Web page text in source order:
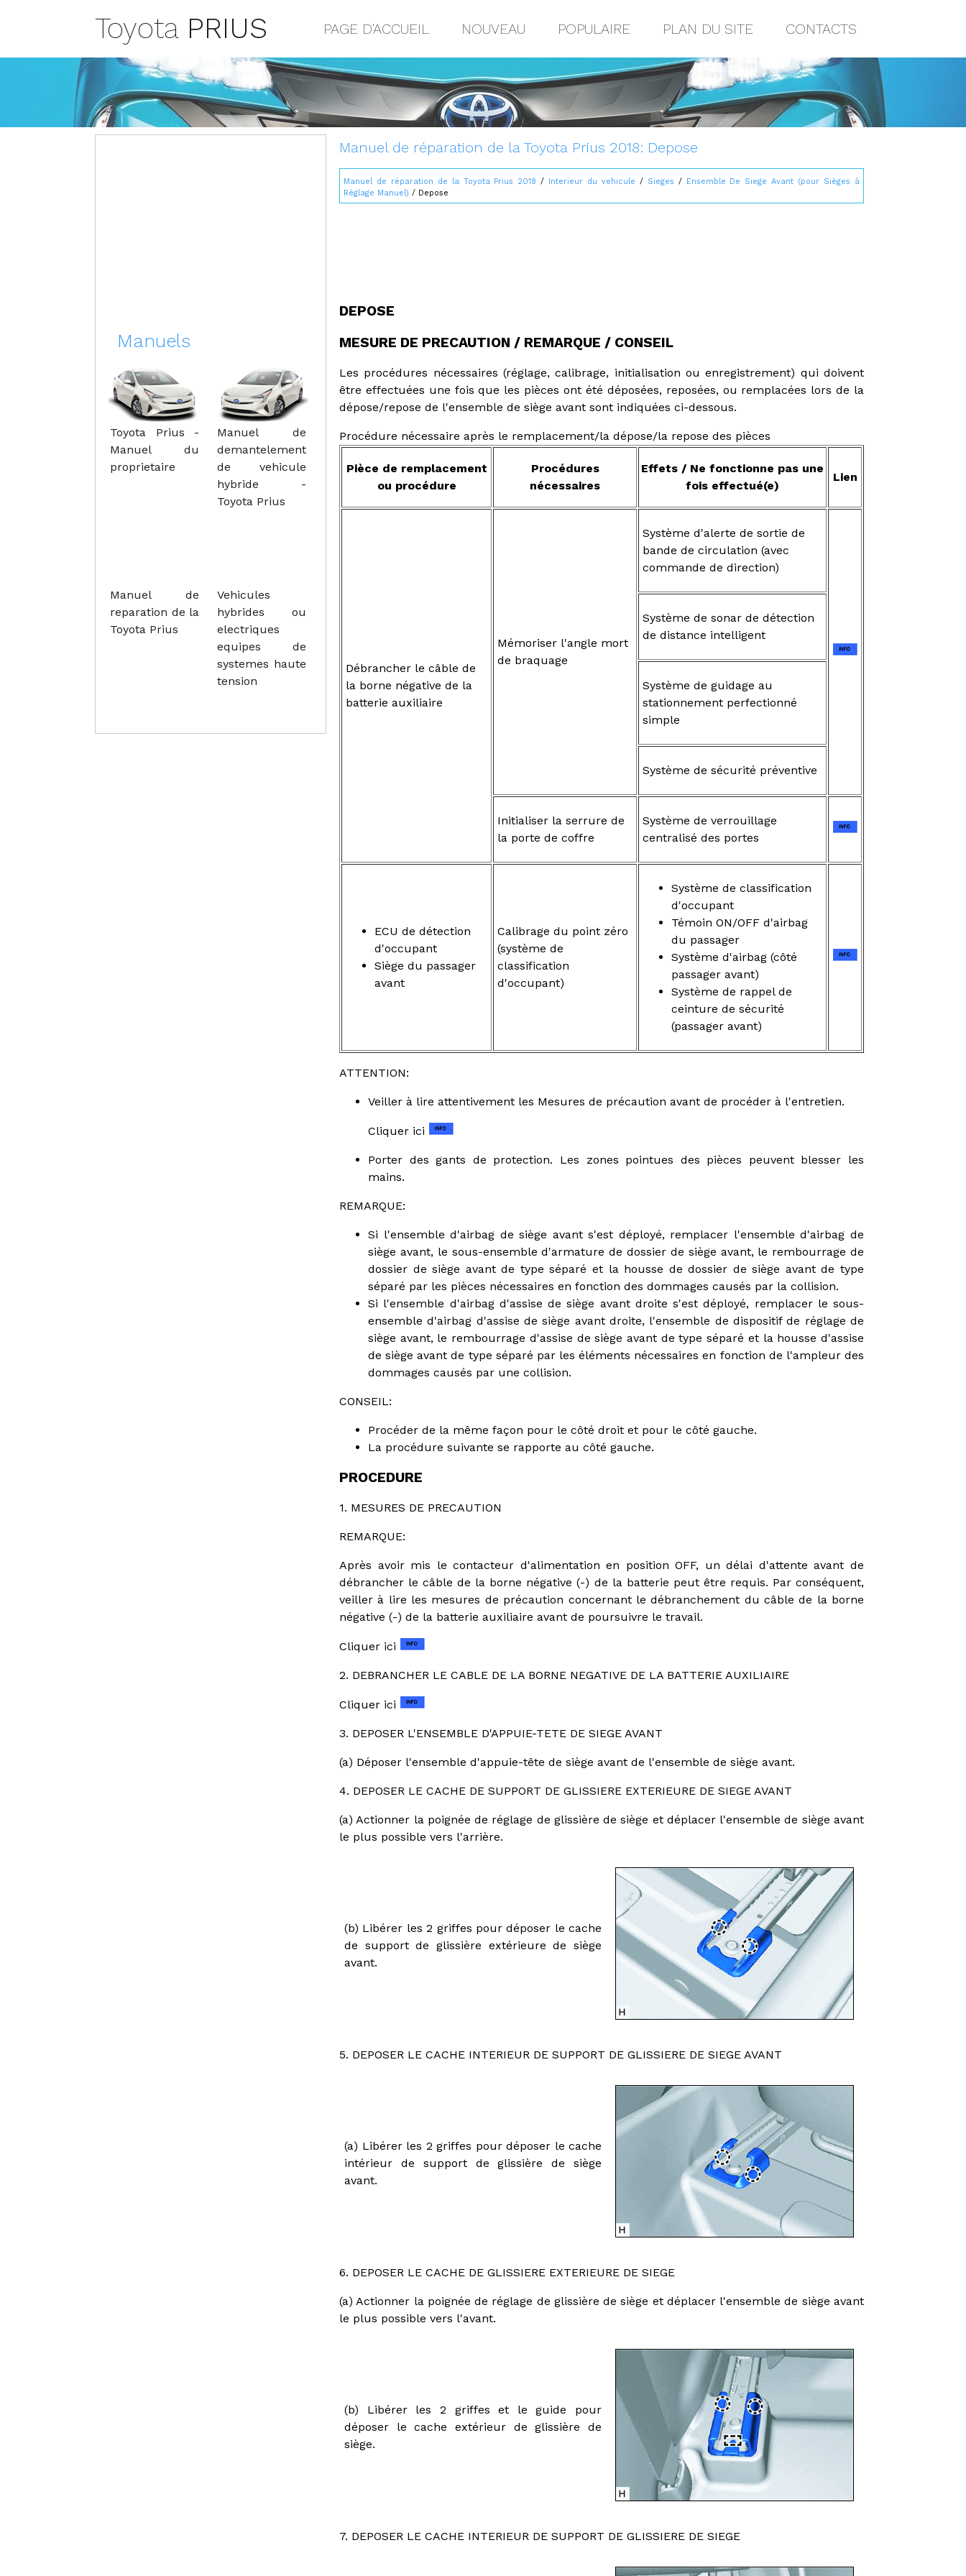
Toyota PRIUS PAGE D'ACCUEIL NOUVEAU POPULAIRE PLAN DU SITE CONTACTS
Manuel de réparation de la Toyota Prius 2018: Depose
Manuel de réparation de la Toyota Prius 2018 / Interieur du vehicule / Sieges / Ensemble De Siege Avant (pour Sièges à
Réglage Manuel) / Depose
DEPOSE
MESURE DE PRECAUTION / REMARQUE / CONSEIL
Les procédures nécessaires (réglage, calibrage, initialisation ou enregistrement) qui doivent
être effectuées une fois que les pièces ont été déposées, reposées, ou remplacées lors de la
dépose/repose de l'ensemble de siège avant sont indiquées ci-dessous.
Procédure nécessaire après le remplacement/la dépose/la repose des pièces
Pièce de remplacement
ou procédure
Procédures
nécessaires
Effets / Ne fonctionne pas une
fois effectué(e)
Lien
Débrancher le câble de
la borne négative de la
batterie auxiliaire
Mémoriser l'angle mort
de braquage
Système d'alerte de sortie de
bande de circulation (avec
commande de direction)
Système de sonar de détection
de distance intelligent
Système de guidage au
stationnement perfectionné
simple
Système de sécurité préventive
Initialiser la serrure de
la porte de coffre
Système de verrouillage
centralisé des portes
ECU de détection
d'occupant
Siège du passager
avant
Calibrage du point zéro
(système de
classification
d'occupant)
Système de classification
d'occupant
Témoin ON/OFF d'airbag
du passager
Système d'airbag (côté
passager avant)
Système de rappel de
ceinture de sécurité
(passager avant)
ATTENTION:
Veiller à lire attentivement les Mesures de précaution avant de procéder à l'entretien.
Cliquer ici
Porter des gants de protection. Les zones pointues des pièces peuvent blesser les
mains.
REMARQUE:
Si l'ensemble d'airbag de siège avant s'est déployé, remplacer l'ensemble d'airbag de
siège avant, le sous-ensemble d'armature de dossier de siège avant, le rembourrage de
dossier de siège avant de type séparé et la housse de dossier de siège avant de type
séparé par les pièces nécessaires en fonction des dommages causés par la collision.
Si l'ensemble d'airbag d'assise de siège avant droite s'est déployé, remplacer le sous-
ensemble d'airbag d'assise de siège avant droite, l'ensemble de dispositif de réglage de
siège avant, le rembourrage d'assise de siège avant de type séparé et la housse d'assise
de siège avant de type séparé par les éléments nécessaires en fonction de l'ampleur des
dommages causés par une collision.
CONSEIL:
Procéder de la même façon pour le côté droit et pour le côté gauche.
La procédure suivante se rapporte au côté gauche.
PROCEDURE
1. MESURES DE PRECAUTION
REMARQUE:
Après avoir mis le contacteur d'alimentation en position OFF, un délai d'attente avant de
débrancher le câble de la borne négative (-) de la batterie peut être requis. Par conséquent,
veiller à lire les mesures de précaution concernant le débranchement du câble de la borne
négative (-) de la batterie auxiliaire avant de poursuivre le travail.
Cliquer ici
2. DEBRANCHER LE CABLE DE LA BORNE NEGATIVE DE LA BATTERIE AUXILIAIRE
Cliquer ici
3. DEPOSER L'ENSEMBLE D'APPUIE-TETE DE SIEGE AVANT
(a) Déposer l'ensemble d'appuie-tête de siège avant de l'ensemble de siège avant.
4. DEPOSER LE CACHE DE SUPPORT DE GLISSIERE EXTERIEURE DE SIEGE AVANT
(a) Actionner la poignée de réglage de glissière de siège et déplacer l'ensemble de siège avant
le plus possible vers l'arrière.
(b) Libérer les 2 griffes pour déposer le cache
de support de glissière extérieure de siège
avant.
5. DEPOSER LE CACHE INTERIEUR DE SUPPORT DE GLISSIERE DE SIEGE AVANT
(a) Libérer les 2 griffes pour déposer le cache
intérieur de support de glissière de siège
avant.
6. DEPOSER LE CACHE DE GLISSIERE EXTERIEURE DE SIEGE
(a) Actionner la poignée de réglage de glissière de siège et déplacer l'ensemble de siège avant
le plus possible vers l'avant.
(b) Libérer les 2 griffes et le guide pour
déposer le cache extérieur de glissière de
siège.
7. DEPOSER LE CACHE INTERIEUR DE SUPPORT DE GLISSIERE DE SIEGE
Manuels
Toyota Prius -
Manuel du
proprietaire
Manuel de
demantelement
de vehicule
hybride -
Toyota Prius
Manuel de
reparation de la
Toyota Prius
Vehicules
hybrides ou
electriques
equipes de
systemes haute
tension